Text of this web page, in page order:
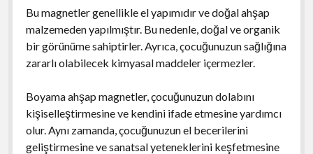
Bu magnetler genellikle el yapımıdır ve doğal ahşap
malzemeden yapılmıştır. Bu nedenle, doğal ve organik
bir görünüme sahiptirler. Ayrıca, çocuğunuzun sağlığına
zararlı olabilecek kimyasal maddeler içermezler.
Boyama ahşap magnetler, çocuğunuzun dolabını
kişiselleştirmesine ve kendini ifade etmesine yardımcı
olur. Aynı zamanda, çocuğunuzun el becerilerini
geliştirmesine ve sanatsal yeteneklerini keşfetmesine